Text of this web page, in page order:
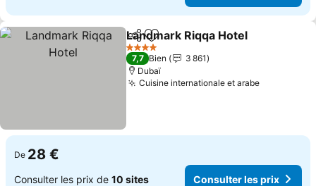
PartagerAjouter à mes favoris
Landmark Riqqa Hotel
4 Étoiles
7,7 Bien
3 861
Dubaï
Cuisine internationale et arabeConsulter
De 28 €
Consulter les prix de 10 sites Consulter les prix